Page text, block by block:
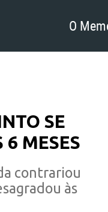
O
SE
6 MESES
contrariou
às